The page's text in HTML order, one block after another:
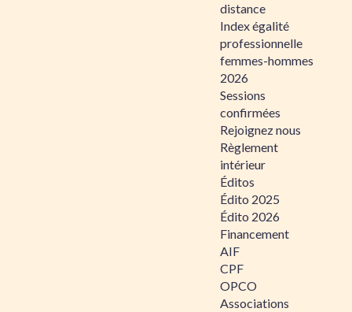
distance
Index égalité
professionnelle
femmes-hommes
2026
Sessions
confirmées
Rejoignez nous
Règlement
intérieur
Éditos
Édito 2025
Édito 2026
Financement
AIF
CPF
OPCO
Associations